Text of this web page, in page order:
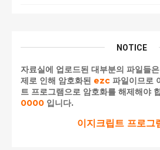
NOTICE
자료실에 업로드된 대부분의 파일들
제로 인해 암호화된 ezc 파일이므로
트 프로그램으로 암호화를 해제해야
0000 입니다.
이지크립트 프로그